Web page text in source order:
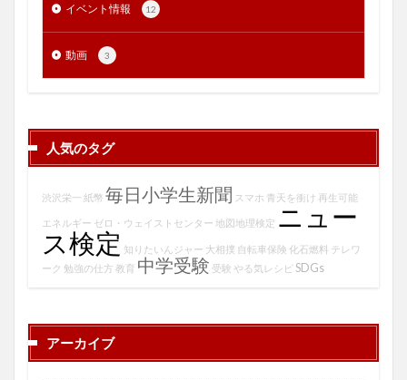
イベント情報 12
動画 3
人気のタグ
渋沢栄一 紙幣 毎日小学生新聞 スマホ 青天を衝け 再生可能
エネルギー ゼロ・ウェイストセンター 地図地理検定 ニュー
ス検定 知りたいんジャー 大相撲 自転車保険 化石燃料 テレワ
ーク 勉強の仕方 教育 中学受験 受験 やる気レシピ SDGs
アーカイブ